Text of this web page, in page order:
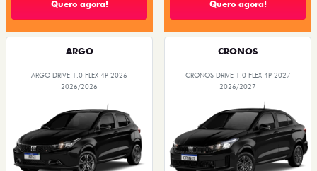
Quero agora! Quero agora!
ARGO
ARGO DRIVE 1.0 FLEX 4P 2026
2026/2026
CRONOS
CRONOS DRIVE 1.0 FLEX 4P 2027
2026/2027